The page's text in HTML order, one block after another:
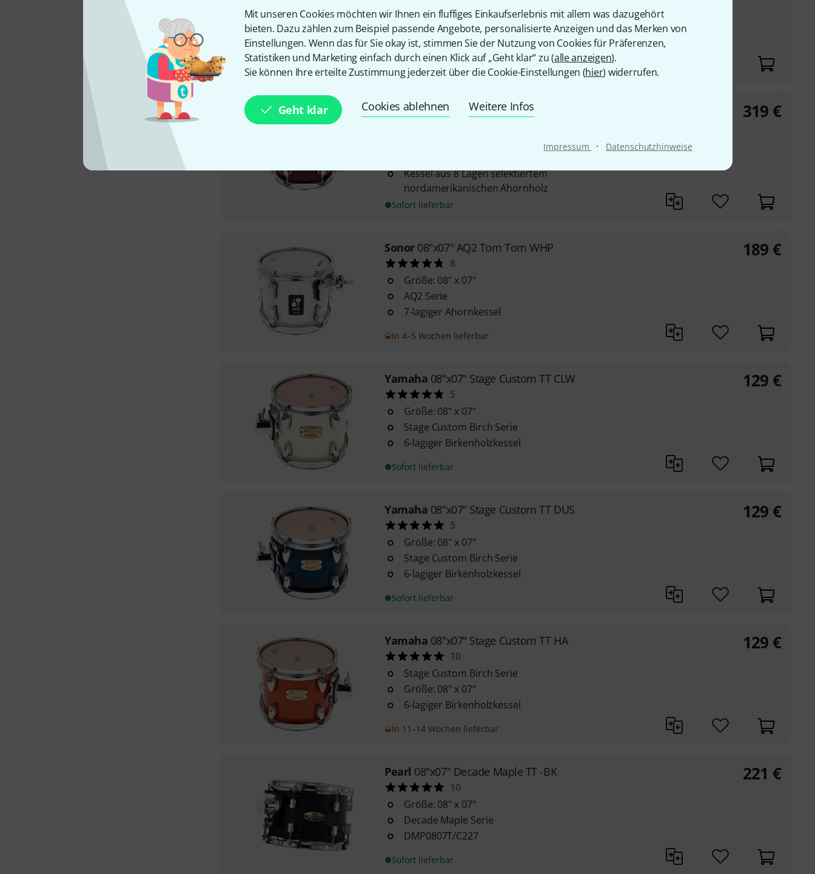
Mit unseren Cookies möchten wir Ihnen ein fluffiges Einkaufserlebnis mit allem was dazugehört
bieten. Dazu zählen zum Beispiel passende Angebote, personalisierte Anzeigen und das Merken von
Einstellungen. Wenn das für Sie okay ist, stimmen Sie der Nutzung von Cookies für Präferenzen,
Statistiken und Marketing einfach durch einen Klick auf „Geht klar“ zu (alle anzeigen).
Sie können Ihre erteilte Zustimmung jederzeit über die Cookie-Einstellungen (hier) widerrufen.
Geht klar Cookies ablehnen Weitere Infos
Impressum · Datenschutzhinweise
Chrom Hardware
Vierkantschrauben
Sofort lieferbar
DW Design 08"x07" Tom Tom Cherry
Kessel aus 8 Lagen selektiertem
nordamerikanischen Ahornholz
Sofort lieferbar
319 €
Sonor 08"x07" AQ2 Tom Tom WHP
8
Größe: 08" x 07"
AQ2 Serie
7-lagiger Ahornkessel
In 4–5 Wochen lieferbar
189 €
Yamaha 08"x07" Stage Custom TT CLW
5
Größe: 08" x 07"
Stage Custom Birch Serie
6-lagiger Birkenholzkessel
Sofort lieferbar
129 €
Yamaha 08"x07" Stage Custom TT DUS
5
Größe: 08" x 07"
Stage Custom Birch Serie
6-lagiger Birkenholzkessel
Sofort lieferbar
129 €
Yamaha 08"x07" Stage Custom TT HA
10
Stage Custom Birch Serie
Größe: 08" x 07"
6-lagiger Birkenholzkessel
In 11–14 Wochen lieferbar
129 €
Pearl 08"x07" Decade Maple TT -BK
10
Größe: 08" x 07"
Decade Maple Serie
DMP0807T/C227
Sofort lieferbar
221 €